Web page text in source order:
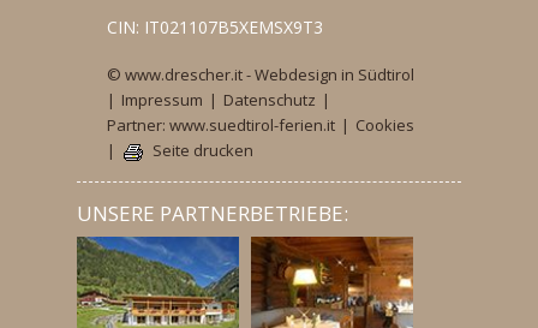
CIN: IT021107B5XEMSX9T3
© www.drescher.it - Webdesign in Südtirol
| Impressum | Datenschutz |
Partner: www.suedtirol-ferien.it | Cookies
|
Seite drucken
UNSERE PARTNERBETRIEBE: